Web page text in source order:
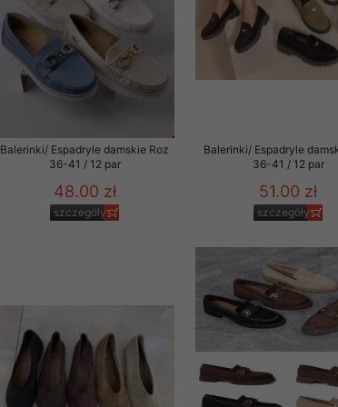
Balerinki/ Espadryle damskie Roz
36-41 / 12 par
48.00 zł
szczegóły
Balerinki/ Espadryle
36-41 / 12 par
51.00 zł
szczegóły